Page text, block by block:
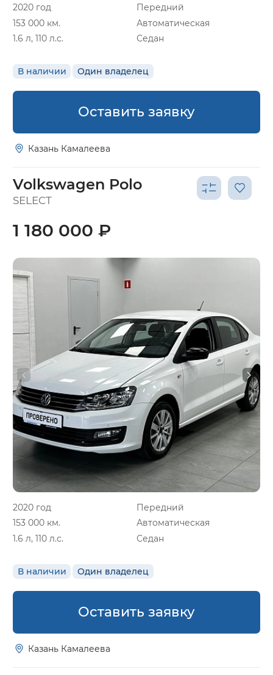
2020 год
Передний
153 000 км.
Автоматическая
1.6 л, 110 л.с.
Седан
В наличии Один владелец
Оставить заявку
Казань Камалеева
Volkswagen Polo
SELECT
2020 год
Передний
153 000 км.
Автоматическая
1.6 л, 110 л.с.
Седан
В наличии Один владелец
1 180 000 ₽
Оставить заявку
Казань Камалеева